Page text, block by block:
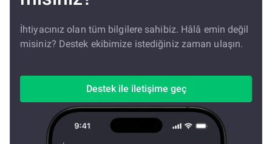
İhtiyacınız olan tüm bilgilere sahibiz. Hâlâ emin değil
misiniz? Destek ekibimize istediğiniz zaman ulaşın.
Destek ile iletişime geç